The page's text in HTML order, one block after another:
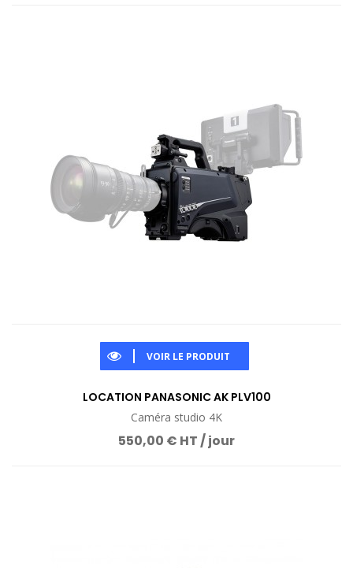
VOIR LE PRODUIT
LOCATION PANASONIC AK PLV100
Caméra studio 4K
550,00 € HT / jour